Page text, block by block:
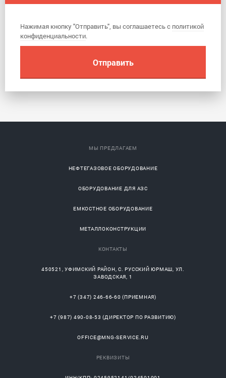
Нажимая кнопку "Отправить", вы соглашаетесь с политикой
конфиденциальности.
МЫ ПРЕДЛАГАЕМ
НЕФТЕГАЗОВОЕ ОБОРУДОВАНИЕ
ОБОРУДОВАНИЕ ДЛЯ АЗС
ЕМКОСТНОЕ ОБОРУДОВАНИЕ
МЕТАЛЛОКОНСТРУКЦИИ
КОНТАКТЫ
450521 ,УФИМСКИЙ РАЙОН, С.РУССКИЙ ЮРМАШ, УЛ.
ЗАВОДСКАЯ, 1
+7 (347) 246-66-60 (ПРИЕМНАЯ)
+7 (987) 490-08-53 (ДИРЕКТОР ПО РАЗВИТИЮ)
OFFICE@MNG-SERVICE.RU
РЕКВИЗИТЫ